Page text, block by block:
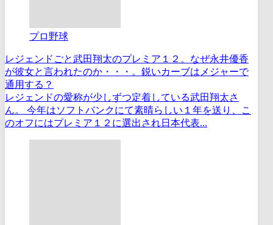
プロ野球
レジェンドごと武田翔太のプレミア１２。なぜ永井優香
が彼女と言われたのか・・・。鋭いカーブはメジャーで
通用する？
レジェンドの愛称が少しずつ定着している武田翔太さ
ん。 今年はソフトバンクにて素晴らしい１年を送り、こ
のオフにはプレミア１２に選出され日本代表...